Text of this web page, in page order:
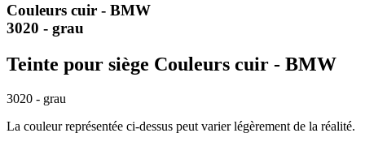
Couleurs cuir - BMW
3020 - grau
Teinte pour siège Couleurs cuir - BMW
3020 - grau
La couleur représentée ci-dessus peut varier légèrement de la réalité.